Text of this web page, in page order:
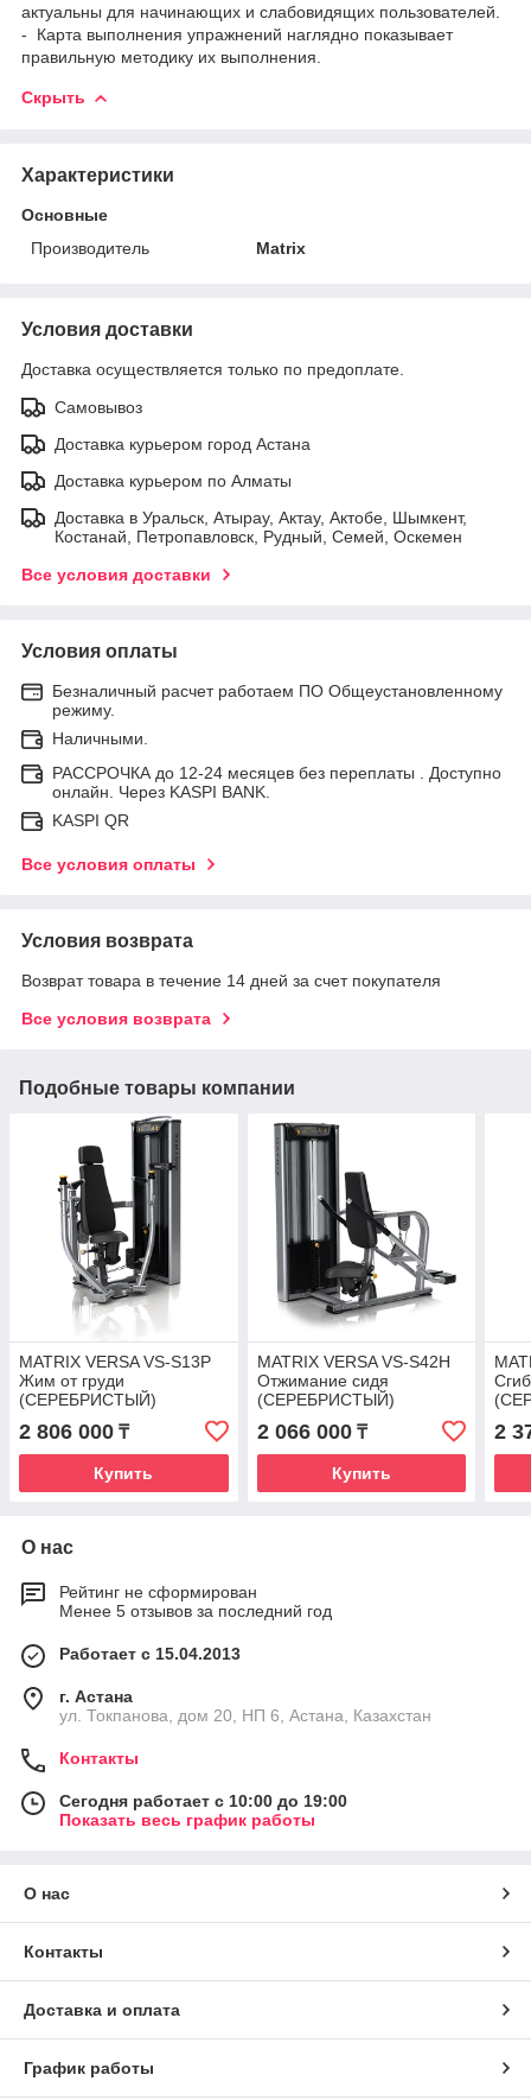
актуальны для начинающих и слабовидящих пользователей.
- Карта выполнения упражнений наглядно показывает
правильную методику их выполнения.
Скрыть
Характеристики
Основные
Производитель
Matrix
Условия доставки
Доставка осуществляется только по предоплате.
Самовывоз
Доставка курьером город Астана
Доставка курьером по Алматы
Доставка в Уральск, Атырау, Актау, Актобе, Шымкент,
Костанай, Петропавловск, Рудный, Семей, Оскемен
Все условия доставки
Условия оплаты
Безналичный расчет работаем ПО Общеустановленному
режиму.
Наличными.
РАССРОЧКА до 12-24 месяцев без переплаты . Доступно
онлайн. Через KASPI BANK.
KASPI QR
Все условия оплаты
Условия возврата
Возврат товара в течение 14 дней за счет покупателя
Все условия возврата
Подобные товары компании
MATRIX VERSA VS-S13P
Жим от груди
(СЕРЕБРИСТЫЙ)
2 806 000 ₸
Купить
MATRIX VERSA VS-S42H
Отжимание сидя
(СЕРЕБРИСТЫЙ)
2 066 000₸
Купить
2
О нас
Рейтинг не сформирован
Менее 5 отзывов за последний год
Работает с 15.04.2013
г. Астана
ул. Токпанова, дом 20, НП 6, Астана, Казахстан
Контакты
Сегодня работает с 10:00 до 19:00
Показать весь график работы
О нас
Контакты
Доставка и оплата
График работы